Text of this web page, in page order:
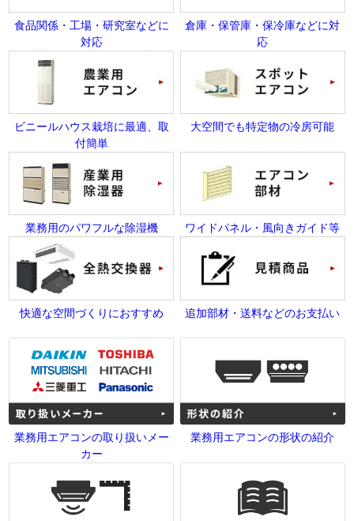
食品関係・工場・研究室などに
対応
倉庫・保管庫・保冷庫などに対
応
ビニールハウス栽培に最適、取
付簡単
大空間でも特定物の冷房可能
業務用のパワフルな除湿機 ワイドパネル・風向きガイド等
快適な空間づくりにおすすめ 追加部材・送料などのお支払い
業務用エアコンの取り扱いメー
カー
業務用エアコンの形状の紹介